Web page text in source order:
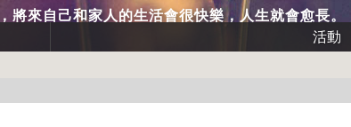
將來自己和家人的生活會很快樂，人生就會愈長。
活動